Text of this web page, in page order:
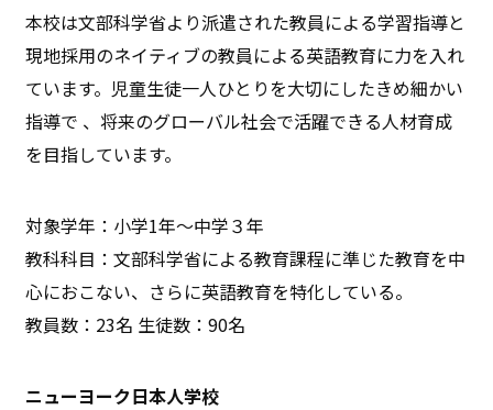
本校は文部科学省より派遣された教員による学習指導と
現地採用のネイティブの教員による英語教育に力を入れ
ています。児童生徒一人ひとりを大切にしたきめ細かい
指導で 、将来のグローバル社会で活躍できる人材育成
を目指しています。
対象学年：小学1年〜中学３年
教科科目：文部科学省による教育課程に準じた教育を中
心におこない、さらに英語教育を特化している。
教員数：23名 生徒数：90名
ニューヨーク日本人学校